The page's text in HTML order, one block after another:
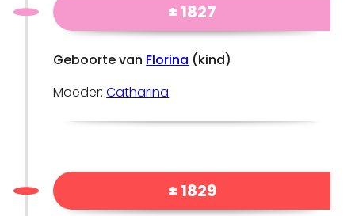
± 1827
Geboorte van Florina (kind)
Moeder:Catharina
± 1829